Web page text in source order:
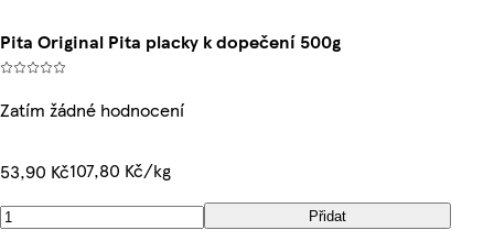
Pita Original Pita placky k dopečení 500g
Zatím žádné hodnocení
53,90 Kč107,80 Kč/kg
Přidat